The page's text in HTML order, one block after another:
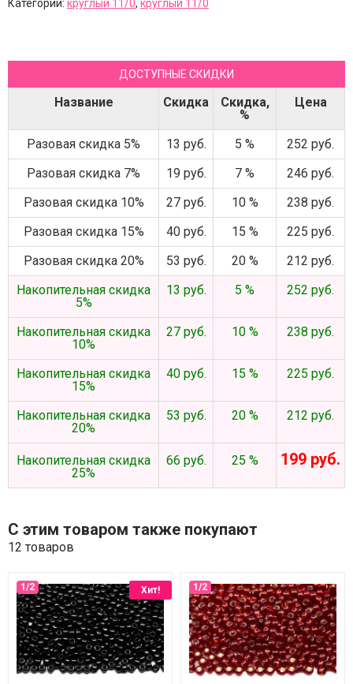
Категории: круглый 11/0, круглый 11/0
ДОСТУПНЫЕ СКИДКИ
Название Скидка
Скидка,
%
Цена
Разовая скидка 5% 13 руб. 5 %
252 руб.
Разовая скидка 7%
19 руб. 7 %
246 руб.
Разовая скидка 10%
27 руб. 10 %
238 руб.
Разовая скидка 15%
40 руб. 15 %
225 руб.
Разовая скидка 20%
53 руб. 20 %
212 руб.
Накопительная скидка
5%
13 руб. 5 % 252 руб.
Накопительная скидка
10%
27 руб. 10 % 238 руб.
Накопительная скидка
15%
40 руб. 15 % 225 руб.
Накопительная скидка
20%
53 руб. 20 % 212 руб.
Накопительная скидка
25%
66 руб. 25 % 199 руб.
С этим товаром также покупают
12 товаров
Хит!